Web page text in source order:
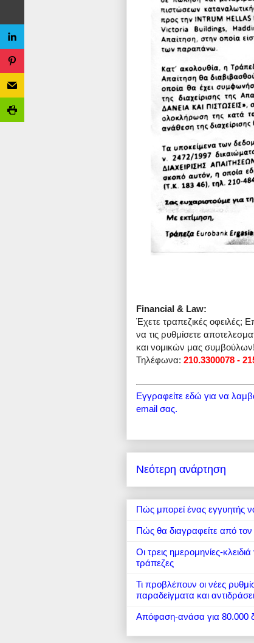
Financial & Law:
Έχετε τραπεζικές οφειλές;
να τις ρυθμίσετε
και νομικών μας συμβούλων!
Τηλέφωνα: 210.3300078 -
Εγγραφείτε εδώ για να
email σας.
Νεότερη ανάρτηση
Πώς μπορεί ένας εγγυητής
Πώς θα διαγραφείτε από τον
Οι τρεις ημερομηνίες-
τράπεζες
Τι προβλέπουν οι νέες
παραδείγματα και
Απόφαση-ανάσα για 80.000